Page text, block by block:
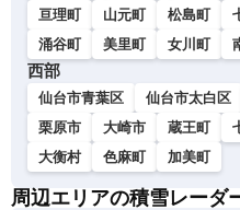
亘理町
山元町 松島町
涌谷町
美里町 女川町
西部
仙台市青葉区 仙台市太白区
栗原市
大崎市 蔵王町
大衡村
色麻町 加美町
周辺エリアの積雪レーダ